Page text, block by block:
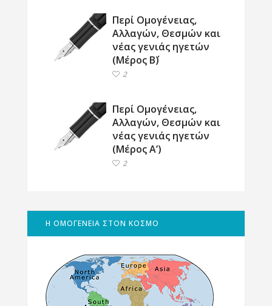
Περί Ομογένειας,
Αλλαγών, Θεσμών και
νέας γενιάς ηγετών
(Μέρος Β΄)
2
Περί Ομογένειας,
Αλλαγών, Θεσμών και
νέας γενιάς ηγετών
(Μέρος Α’)
2
Η ΟΜΟΓΕΝΕΙΑ ΣΤΟΝ ΚΟΣΜΟ